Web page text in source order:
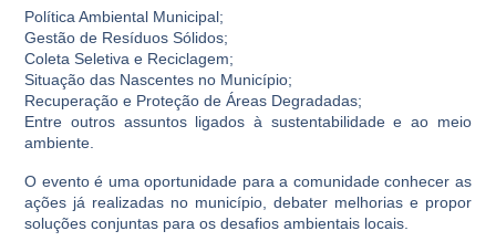
Política Ambiental Municipal;
Gestão de Resíduos Sólidos;
Coleta Seletiva e Reciclagem;
Situação das Nascentes no Município;
Recuperação e Proteção de Áreas Degradadas;
Entre outros assuntos ligados à sustentabilidade e ao meio
ambiente.
O evento é uma oportunidade para a comunidade conhecer as
ações já realizadas no município, debater melhorias e propor
soluções conjuntas para os desafios ambientais locais.